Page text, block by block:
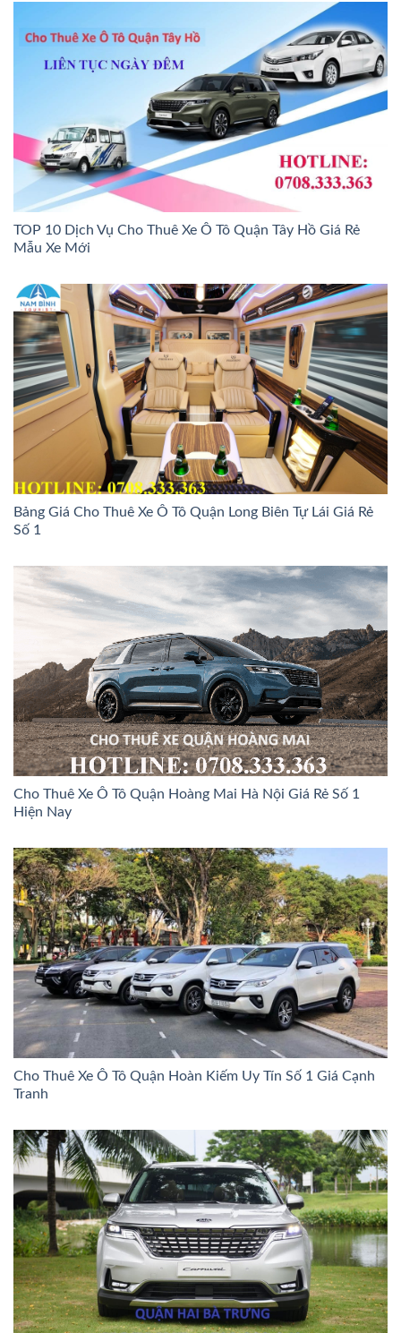
TOP 10 Dịch Vụ Cho Thuê Xe Ô Tô Quận Tây Hồ Giá Rẻ
Mẫu Xe Mới
Bảng Giá Cho Thuê Xe Ô Tô Quận Long Biên Tự Lái Giá Rẻ
Số 1
Cho Thuê Xe Ô Tô Quận Hoàng Mai Hà Nội Giá Rẻ Số 1
Hiện Nay
Cho Thuê Xe Ô Tô Quận Hoàn Kiếm Uy Tín Số 1 Giá Cạnh
Tranh